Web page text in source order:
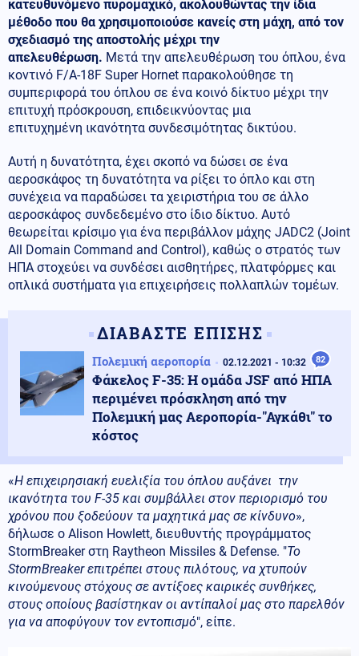
κατευθυνόμενο πυρομαχικό, ακολουθώντας την ίδια
μέθοδο που θα χρησιμοποιούσε κανείς στη μάχη, από τον
σχεδιασμό της αποστολής μέχρι την
απελευθέρωση. Μετά την απελευθέρωση του όπλου, ένα
κοντινό F/A-18F Super Hornet παρακολούθησε τη
συμπεριφορά του όπλου σε ένα κοινό δίκτυο μέχρι την
επιτυχή πρόσκρουση, επιδεικνύοντας μια
επιτυχημένη ικανότητα συνδεσιμότητας δικτύου.
Αυτή η δυνατότητα, έχει σκοπό να δώσει σε ένα
αεροσκάφος τη δυνατότητα να ρίξει το όπλο και στη
συνέχεια να παραδώσει τα χειριστήρια του σε άλλο
αεροσκάφος συνδεδεμένο στο ίδιο δίκτυο. Αυτό
θεωρείται κρίσιμο για ένα περιβάλλον μάχης JADC2 (Joint
All Domain Command and Control), καθώς ο στρατός των
ΗΠΑ στοχεύει να συνδέσει αισθητήρες, πλατφόρμες και
οπλικά συστήματα για επιχειρήσεις πολλαπλών τομέων.
ΔΙΑΒΑΣΤΕ ΕΠΙΣΗΣ
Πολεμική αεροπορία 02.12.2021 - 10:32 82
Φάκελος F-35: H ομάδα JSF από ΗΠΑ
περιμένει πρόσκληση από την
Πολεμική μας Αεροπορία-"Αγκάθι" το
κόστος
«Η επιχειρησιακή ευελιξία του όπλου αυξάνει την
ικανότητα του F-35 και συμβάλλει στον περιορισμό του
χρόνου που ξοδεύουν τα μαχητικά μας σε κίνδυνο»,
δήλωσε ο Alison Howlett, διευθυντής προγράμματος
StormBreaker στη Raytheon Missiles & Defense. "Το
StormBreakerεπιτρέπει στους πιλότους, να χτυπούν
κινούμενους στόχους σε αντίξοες καιρικές συνθήκες,
στους οποίους βασίστηκαν οι αντίπαλοί μας στο παρελθόν
για να αποφύγουν τον εντοπισμό", είπε.